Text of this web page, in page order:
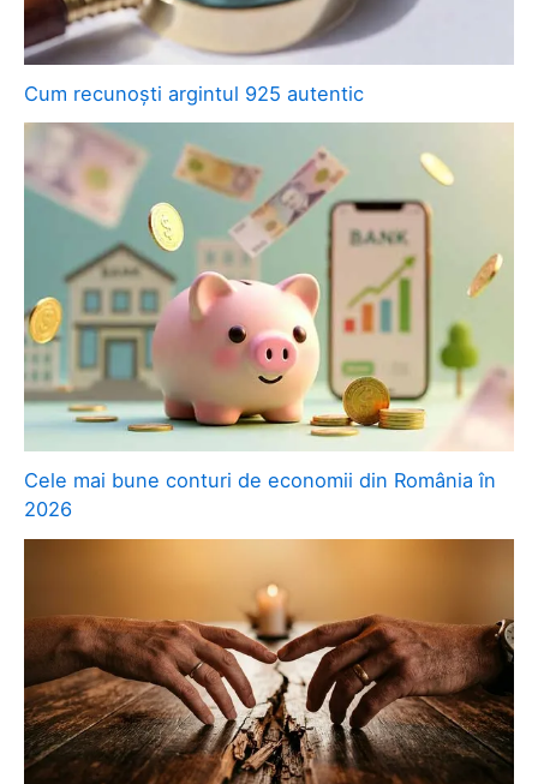
Cum recunoști argintul 925 autentic
Cele mai bune conturi de economii din România în
2026